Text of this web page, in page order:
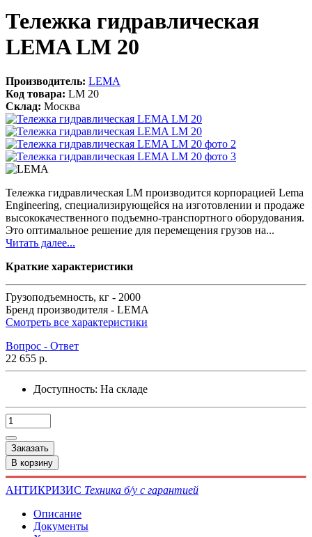
Тележка гидравлическая
LEMA LM 20
Производитель: LEMA
Код товара: LM 20
Склад: Москва
Тележка гидравлическая LM производится корпорацией Lema
Engineering, специализирующейся на изготовлении и продаже
высококачественного подъемно-транспортного оборудования.
Это оптимальное решение для перемещения грузов на...
Читать далее...
Краткие характеристики
Грузоподъемность, кг - 2000
Бренд производителя - LEMA
Смотреть все характеристики
Вопрос - Ответ
22 655 р.
Доступность: На складе
Заказать
В корзину
АНТИКРИЗИС Техника б/у с гарантией
Описание
Документы